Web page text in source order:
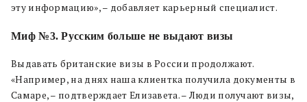
эту информацию», – добавляет карьерный специалист.
Миф №3. Русским больше не выдают визы
Выдавать британские визы в России продолжают.
«Например, на днях наша клиентка получила документы в
Самаре, – подтверждает Елизавета. – Люди получают визы,